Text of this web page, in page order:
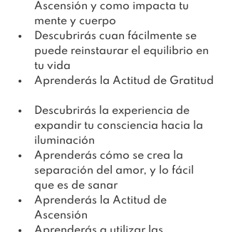
Ascensión y como impacta tu
mente y cuerpo
Descubrirás cuan fácilmente se
puede reinstaurar el equilibrio en
tu vida
Aprenderás la Actitud de Gratitud
Descubrirás la experiencia de
expandir tu consciencia hacia la
iluminación
Aprenderás cómo se crea la
separación del amor, y lo fácil
que es de sanar
Aprenderás la Actitud de
Ascensión